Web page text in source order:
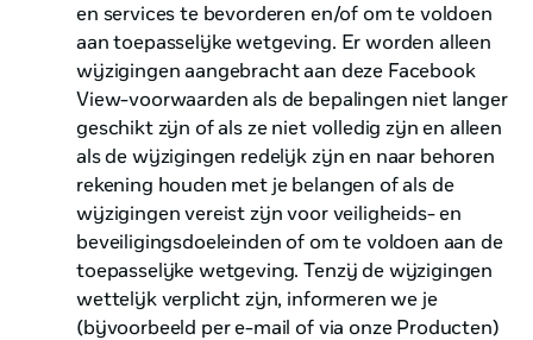
en services te bevorderen en/of om te voldoen
aan toepasselijke wetgeving. Er worden alleen
wijzigingen aangebracht aan deze Facebook
View-voorwaarden als de bepalingen niet langer
geschikt zijn of als ze niet volledig zijn en alleen
als de wijzigingen redelijk zijn en naar behoren
rekening houden met je belangen of als de
wijzigingen vereist zijn voor veiligheids- en
beveiligingsdoeleinden of om te voldoen aan de
toepasselijke wetgeving. Tenzij de wijzigingen
wettelijk verplicht zijn, informeren we je
(bijvoorbeeld per e-mail of via onze Producten)